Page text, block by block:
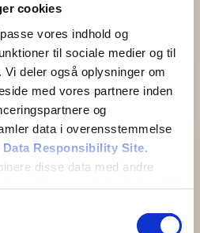
cookies
vores indhold og
til sociale medier og til
deler også oplysninger om
med vores partnere inden
og
data i overensstemmelse
Responsibility Site
disse data med andre